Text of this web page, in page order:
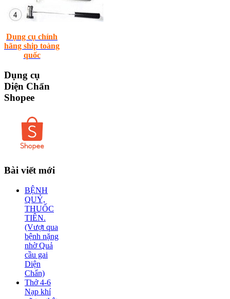
Dụng cụ chính
hãng ship toàng
quốc
Dụng cụ
Diện Chẩn
Shopee
Bài viết mới
BỆNH
QUỶ,
THUỐC
TIÊN.
(Vượt qua
bệnh nặng
nhờ Quả
cầu gai
Diện
Chẩn)
Thở 4-6
Nạp khí